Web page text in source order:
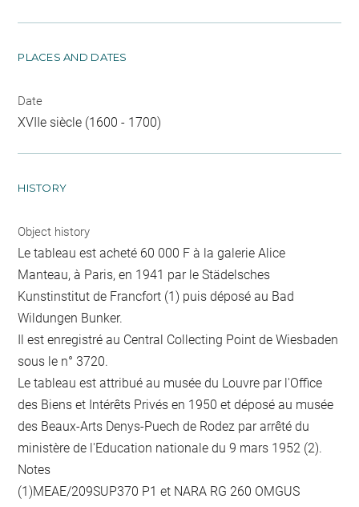
PLACES AND DATES
Date
XVIIe siècle (1600 - 1700)
HISTORY
Object history
Le tableau est acheté 60 000 F à la galerie Alice
Manteau, à Paris, en 1941 par le Städelsches
Kunstinstitut de Francfort (1) puis déposé au Bad
Wildungen Bunker.
Il est enregistré au Central Collecting Point de Wiesbaden
sous le n° 3720.
Le tableau est attribué au musée du Louvre par l'Office
des Biens et Intérêts Privés en 1950 et déposé au musée
des Beaux-Arts Denys-Puech de Rodez par arrêté du
ministère de l'Education nationale du 9 mars 1952 (2).
Notes
(1)MEAE/209SUP370 P1 et NARA RG 260 OMGUS